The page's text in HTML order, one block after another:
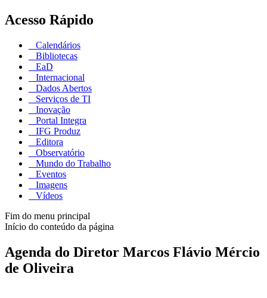
Acesso Rápido
Calendários
Bibliotecas
EaD
Internacional
Dados Abertos
Serviços de TI
Inovação
Portal Integra
IFG Produz
Editora
Observatório
Mundo do Trabalho
Eventos
Imagens
Vídeos
Fim do menu principal
Início do conteúdo da página
Agenda do Diretor Marcos Flávio Mércio
de Oliveira